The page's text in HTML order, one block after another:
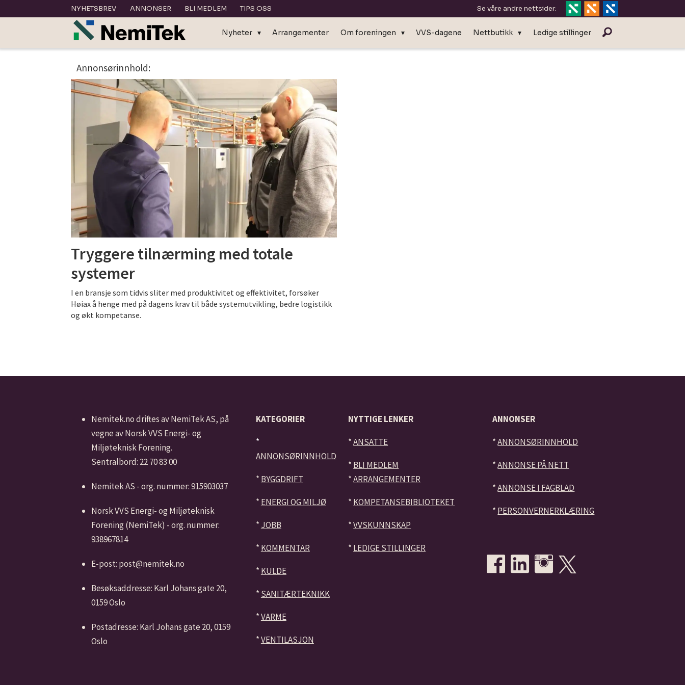
NYHETSBREV ANNONSER BLI MEDLEM TIPS OSS Se våre andre nettsider:
Nyheter Arrangementer Om foreningen VVS-dagene Nettbutikk Ledige stillinger
dimensjonering
Annonsørinnhold:
Tryggere tilnærming med totale
systemer
I en bransje som tidvis sliter med produktivitet og effektivitet, forsøker
Høiax å henge med på dagens krav til både systemutvikling, bedre logistikk
og økt kompetanse.
Nemitek.no driftes av NemiTek AS, på
vegne av Norsk VVS Energi- og
Miljøteknisk Forening.
Sentralbord: 22 70 83 00
Nemitek AS - org. nummer: 915903037
Norsk VVS Energi- og Miljøteknisk
Forening (NemiTek) - org. nummer:
938967814
E-post: post@nemitek.no
Besøksaddresse: Karl Johans gate 20,
0159 Oslo
Postadresse: Karl Johans gate 20, 0159
Oslo
KATEGORIER
*
ANNONSØRINNHOLD
* BYGGDRIFT
* ENERGI OG MILJØ
* JOBB
* KOMMENTAR
* KULDE
* SANITÆRTEKNIKK
*VARME
*VENTILASJON
NYTTIGE LENKER
*ANSATTE
* BLI MEDLEM
*ARRANGEMENTER
* KOMPETANSEBIBLIOTEKET
*VVSKUNNSKAP
* LEDIGE STILLINGER
ANNONSER
*ANNONSØRINNHOLD
*ANNONSE PÅ NETT
*ANNONSE I FAGBLAD
* PERSONVERNERKLÆRING